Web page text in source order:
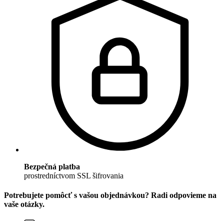
Bezpečná platba
prostredníctvom SSL šifrovania
Potrebujete pomôcť s vašou objednávkou? Radi odpovieme na
vaše otázky.